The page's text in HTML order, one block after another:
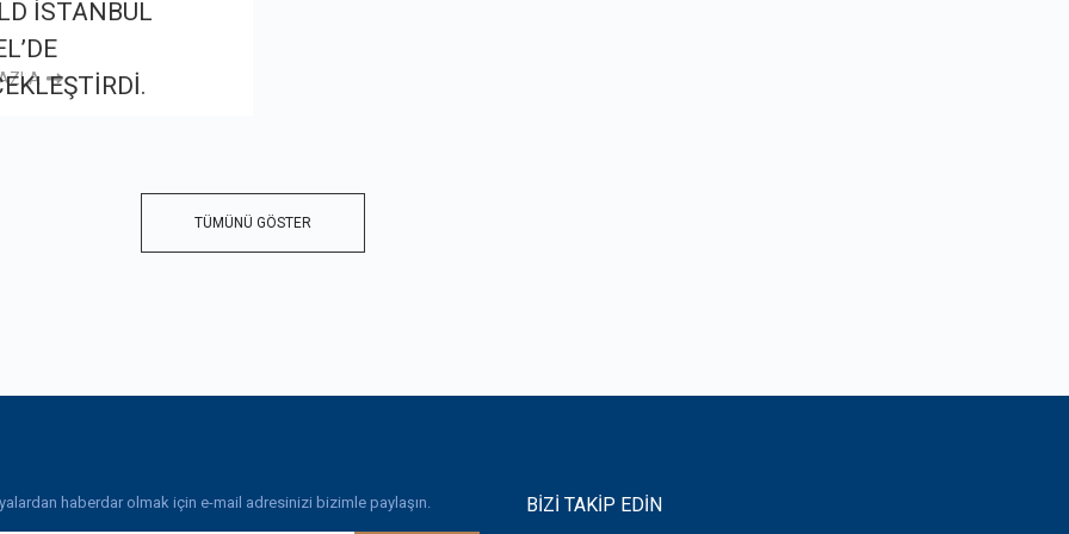
İSTANBUL
TÜMÜNÜ GÖSTER
haberdar olmak için e-mail adresinizi bizimle paylaşın. BİZİ TAKİP EDİN